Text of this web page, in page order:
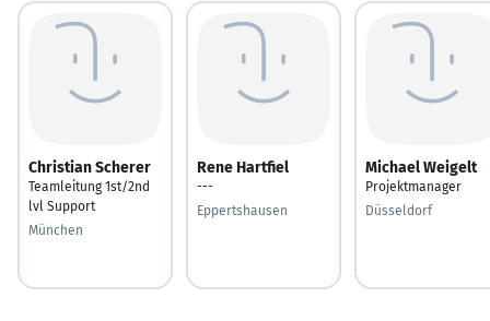
Christian Scherer
Teamleitung 1st/2nd
lvl Support
München
Rene Hartfiel
---
Eppertshausen
Michael Weigelt
Projektmanager
Düsseldorf